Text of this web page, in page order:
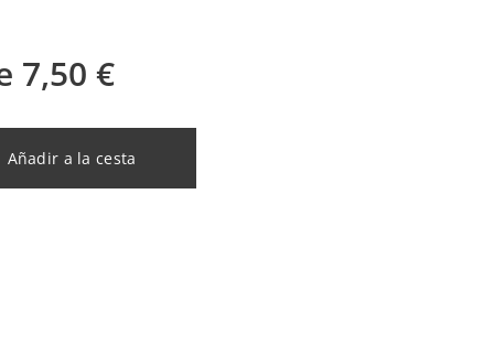
7,50 €
Añadir a la cesta